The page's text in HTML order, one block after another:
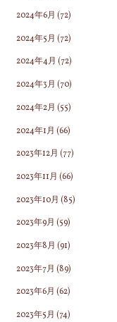
2024年6月 (72)
2024年5月 (72)
2024年4月 (72)
2024年3月 (70)
2024年2月 (55)
2024年1月 (66)
2023年12月 (77)
2023年11月 (66)
2023年10月 (85)
2023年9月 (59)
2023年8月 (91)
2023年7月 (89)
2023年6月 (62)
2023年5月 (74)